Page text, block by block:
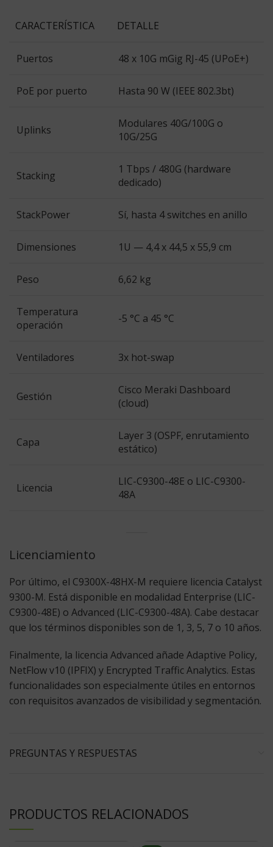
CARACTERÍSTICA DETALLE
Puertos 48 x 10G mGig RJ-45 (UPoE+)
PoE por puerto Hasta 90 W (IEEE 802.3bt)
Uplinks
Modulares 40G/100G o
10G/25G
Stacking
1 Tbps / 480G (hardware
dedicado)
StackPower Sí, hasta 4 switches en anillo
Dimensiones 1U — 4,4 x 44,5 x 55,9 cm
Peso 6,62 kg
Temperatura
operación
-5 °C a 45 °C
Ventiladores 3x hot-swap
Gestión
Cisco Meraki Dashboard
(cloud)
Capa
Layer 3 (OSPF, enrutamiento
estático)
Licencia
LIC-C9300-48E o LIC-C9300-
48A
Licenciamiento
Por último, el C9300X-48HX-M requiere licencia Catalyst
9300-M. Está disponible en modalidad Enterprise (LIC-
C9300-48E) o Advanced (LIC-C9300-48A). Cabe destacar
que los términos disponibles son de 1, 3, 5, 7 o 10 años.
Finalmente, la licencia Advanced añade Adaptive Policy,
NetFlow v10 (IPFIX) y Encrypted Traffic Analytics. Estas
funcionalidades son especialmente útiles en entornos
con requisitos avanzados de visibilidad y segmentación.
PREGUNTAS Y RESPUESTAS
PRODUCTOS RELACIONADOS